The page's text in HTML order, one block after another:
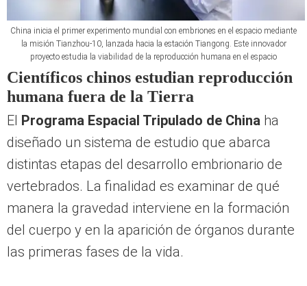
China inicia el primer experimento mundial con embriones en el espacio mediante
la misión Tianzhou-10, lanzada hacia la estación Tiangong. Este innovador
proyecto estudia la viabilidad de la reproducción humana en el espacio
Científicos chinos estudian reproducción
humana fuera de la Tierra
El Programa Espacial Tripulado de China ha
diseñado un sistema de estudio que abarca
distintas etapas del desarrollo embrionario de
vertebrados. La finalidad es examinar de qué
manera la gravedad interviene en la formación
del cuerpo y en la aparición de órganos durante
las primeras fases de la vida.